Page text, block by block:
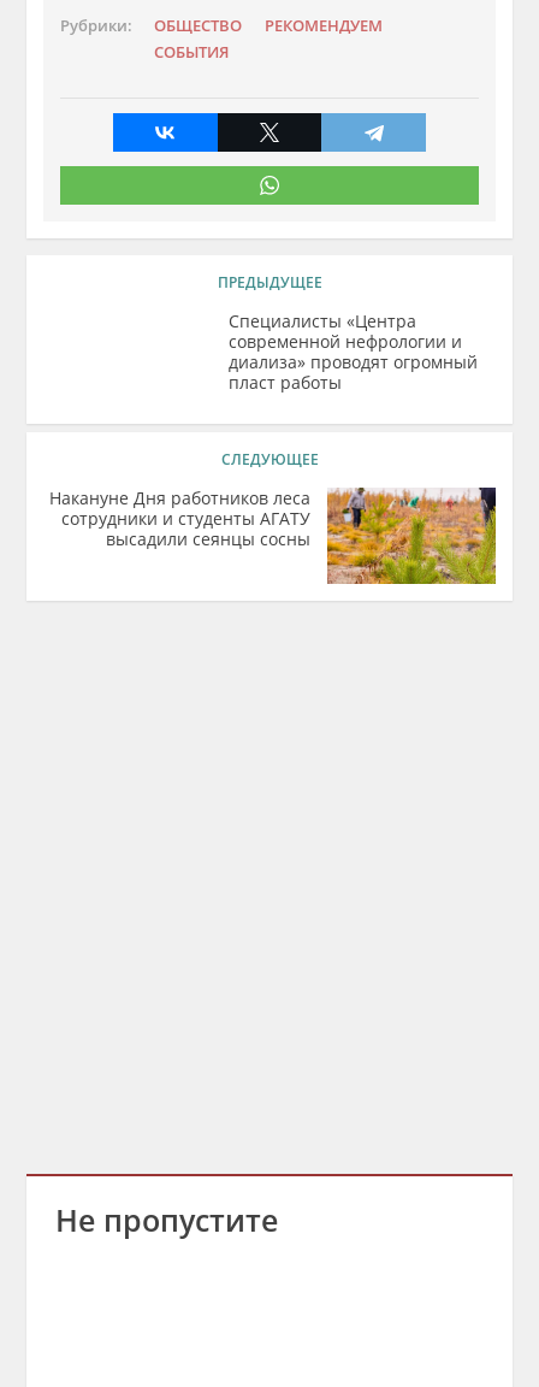
Рубрики: ОБЩЕСТВО
РЕКОМЕНДУЕМ
СОБЫТИЯ
ПРЕДЫДУЩЕЕ
Специалисты «Центра
современной нефрологии и
диализа» проводят огромный
пласт работы
СЛЕДУЮЩЕЕ
Накануне Дня работников леса
сотрудники и студенты АГАТУ
высадили сеянцы сосны
Не пропустите